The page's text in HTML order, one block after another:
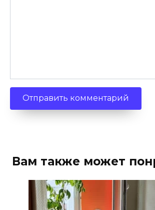
Вам также может